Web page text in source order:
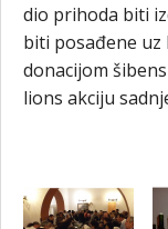
dio prihoda biti
biti posađene uz
donacijom
lions akciju